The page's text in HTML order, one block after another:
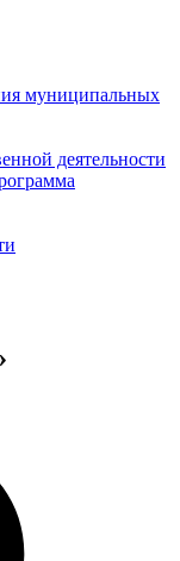
муниципальных
деятельности